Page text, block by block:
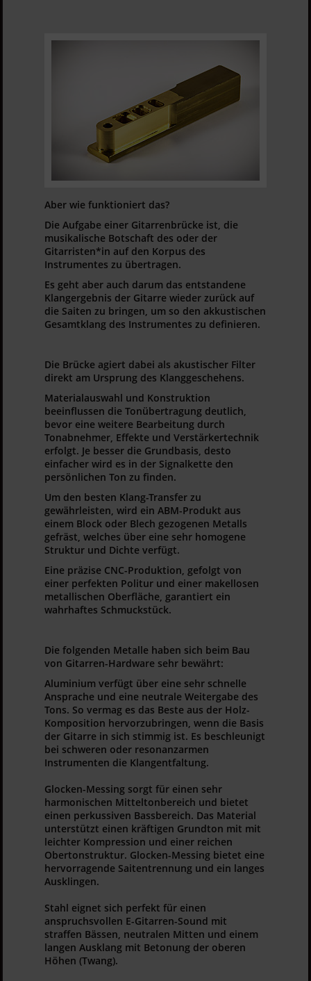
Aber wie funktioniert das?
Die Aufgabe einer Gitarrenbrücke ist, die
musikalische Botschaft des oder der
Gitarristen*in auf den Korpus des
Instrumentes zu übertragen.
Es geht aber auch darum das entstandene
Klangergebnis der Gitarre wieder zurück auf
die Saiten zu bringen, um so den akkustischen
Gesamtklang des Instrumentes zu definieren.
Die Brücke agiert dabei als akustischer Filter
direkt am Ursprung des Klanggeschehens.
Materialauswahl und Konstruktion
beeinflussen die Tonübertragung deutlich,
bevor eine weitere Bearbeitung durch
Tonabnehmer, Effekte und Verstärkertechnik
erfolgt. Je besser die Grundbasis, desto
einfacher wird es in der Signalkette den
persönlichen Ton zu finden.
Um den besten Klang-Transfer zu
gewährleisten, wird ein ABM-Produkt aus
einem Block oder Blech gezogenen Metalls
gefräst, welches über eine sehr homogene
Struktur und Dichte verfügt.
Eine präzise CNC-Produktion, gefolgt von
einer perfekten Politur und einer makellosen
metallischen Oberfläche, garantiert ein
wahrhaftes Schmuckstück.
Die folgenden Metalle haben sich beim Bau
von Gitarren-Hardware sehr bewährt:
Aluminium verfügt über eine sehr schnelle
Ansprache und eine neutrale Weitergabe des
Tons. So vermag es das Beste aus der Holz-
Komposition hervorzubringen, wenn die Basis
der Gitarre in sich stimmig ist. Es beschleunigt
bei schweren oder resonanzarmen
Instrumenten die Klangentfaltung.
Glocken-Messing sorgt für einen sehr
harmonischen Mitteltonbereich und bietet
einen perkussiven Bassbereich. Das Material
unterstützt einen kräftigen Grundton mit mit
leichter Kompression und einer reichen
Obertonstruktur. Glocken-Messing bietet eine
hervorragende Saitentrennung und ein langes
Ausklingen.
Stahl eignet sich perfekt für einen
anspruchsvollen E-Gitarren-Sound mit
straffen Bässen, neutralen Mitten und einem
langen Ausklang mit Betonung der oberen
Höhen (Twang).